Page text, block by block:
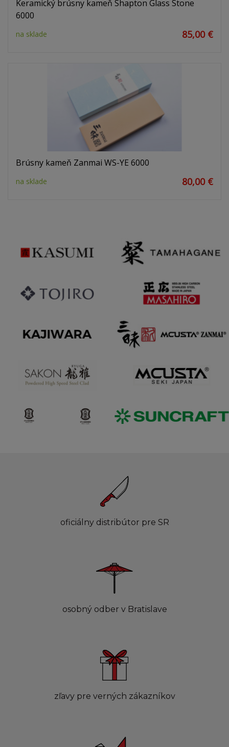
Keramický brúsny kameň Shapton Glass Stone
6000
na sklade 85,00 €
Brúsny kameň Zanmai WS-YE 6000
na sklade 80,00 €
oficiálny distribútor pre SR
osobný odber v Bratislave
zľavy pre verných zákazníkov